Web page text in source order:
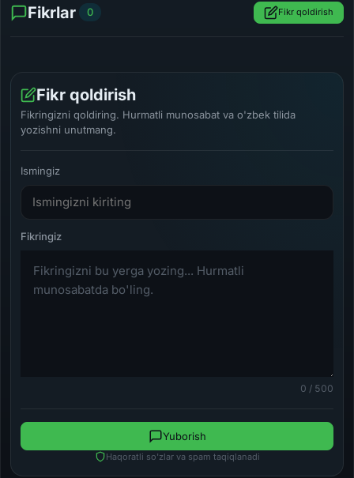
Fikrlar 0 Fikr qoldirish
Fikr qoldirish
Fikringizni qoldiring. Hurmatli munosabat va o'zbek tilida
yozishni unutmang.
Ismingiz
0 / 500
Haqoratli so'zlar va spam taqiqlanadi
Yuborish